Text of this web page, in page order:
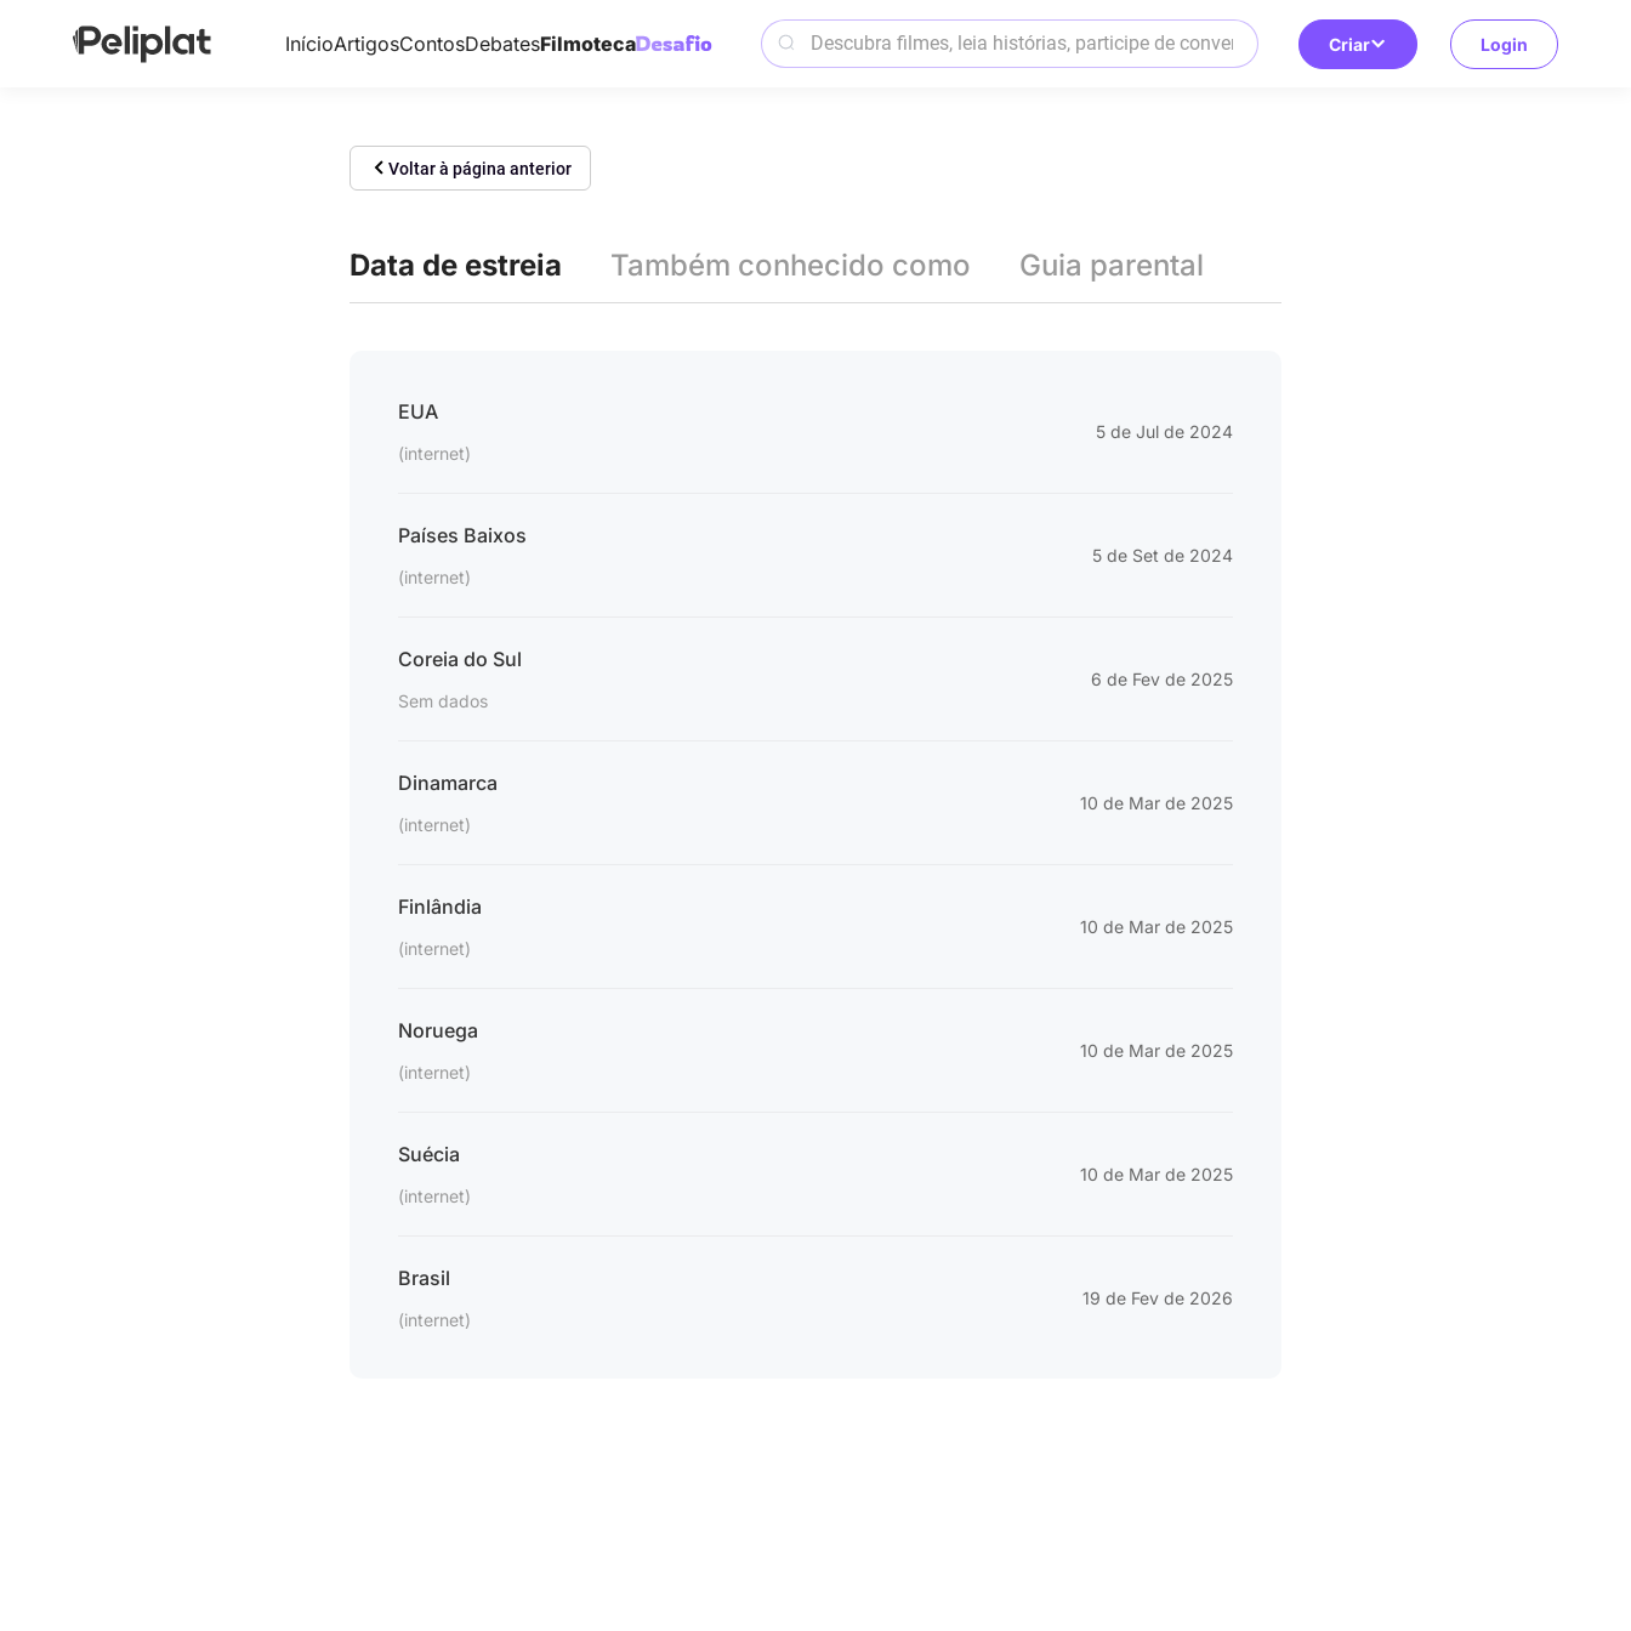
InícioArtigosContosDebatesFilmoteca Criar Login
Voltar à página anterior
Data de estreia Também conhecido como Guia parental
EUA
(internet)
5 de Jul de 2024
Países Baixos
(internet)
5 de Set de 2024
Coreia do Sul
Sem dados
6 de Fev de 2025
Dinamarca
(internet)
10 de Mar de 2025
Finlândia
(internet)
10 de Mar de 2025
Noruega
(internet)
10 de Mar de 2025
Suécia
(internet)
10 de Mar de 2025
Brasil
(internet)
19 de Fev de 2026